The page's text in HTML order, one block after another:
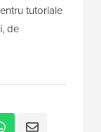
tutoriale
de